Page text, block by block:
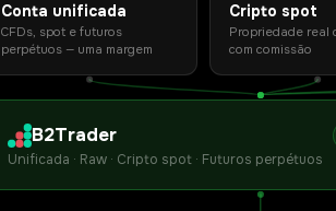
Conta unificada
CFDs, spot e futuros
perpétuos — uma margem
Cripto spot
Propriedade real
com comissão
B2Trader
Unificada · Raw · Cripto spot · Futuros perpétuos